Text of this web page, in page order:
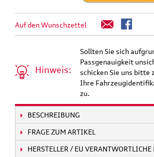
Auf den Wunschzettel
Hinweis:
Sollten Sie sich
Passgenauigkeit
schicken Sie uns bitte
Ihre
zu.
BESCHREIBUNG
FRAGE ZUM ARTIKEL
HERSTELLER / EU VERANTWORTLICHE